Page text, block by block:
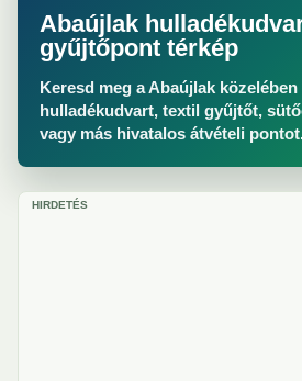
Abaújlak
gyűjtőpont térkép
Keresd meg a Abaújlak
hulladékudvart, textil gyűjtőt,
vagy más hivatalos átvételi
HIRDETÉS